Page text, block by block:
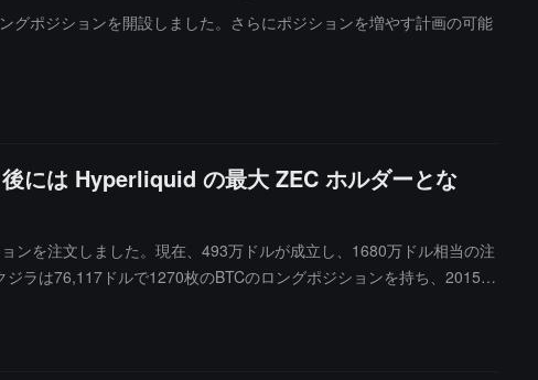
ポジションを開設しました。さらにポジションを増やす計画の可能
には Hyperliquid の最大 ZEC ホルダーとな
ンを注文しました。現在、493万ドルが成立し、1680万ドル相当の注
ラは76,117ドルで1270枚のBTCのロングポジションを持ち、2015万